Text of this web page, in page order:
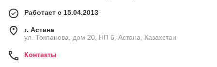
Работает с 15.04.2013
г. Астана
ул. Токпанова, дом 20, НП 6, Астана, Казахстан
Контакты